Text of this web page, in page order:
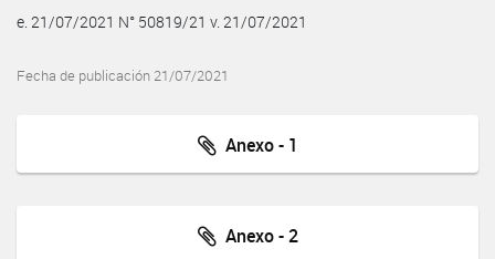
e. 21/07/2021 N° 50819/21 v. 21/07/2021
Fecha de publicación 21/07/2021
Anexo - 1
Anexo - 2